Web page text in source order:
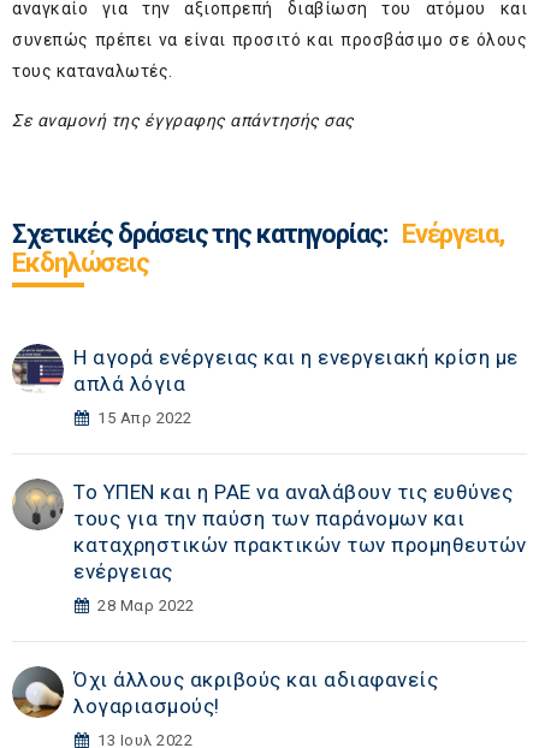
αναγκαίο για την αξιοπρεπή διαβίωση του ατόμου και
συνεπώς πρέπει να είναι προσιτό και προσβάσιμο σε όλους
τους καταναλωτές.
Σε αναμονή της έγγραφης απάντησής σας
Σχετικές δράσεις της κατηγορίας: Ενέργεια,
Εκδηλώσεις
Η αγορά ενέργειας και η ενεργειακή κρίση με
απλά λόγια
15 Απρ 2022
Το ΥΠΕΝ και η ΡΑΕ να αναλάβουν τις ευθύνες
τους για την παύση των παράνομων και
καταχρηστικών πρακτικών των προμηθευτών
ενέργειας
28 Μαρ 2022
Όχι άλλους ακριβούς και αδιαφανείς
λογαριασμούς!
13 Ιουλ 2022